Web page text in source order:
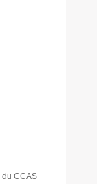
du CCAS